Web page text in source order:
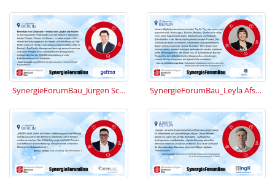
SynergieForumBau_Jürgen Schneider.jpg SynergieForumBau_Leyla Afsar.jpg